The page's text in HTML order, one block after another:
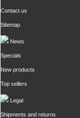
Contact us
Sitemap
News
Specials
New products
Top sellers
Legal
Shipments and returns